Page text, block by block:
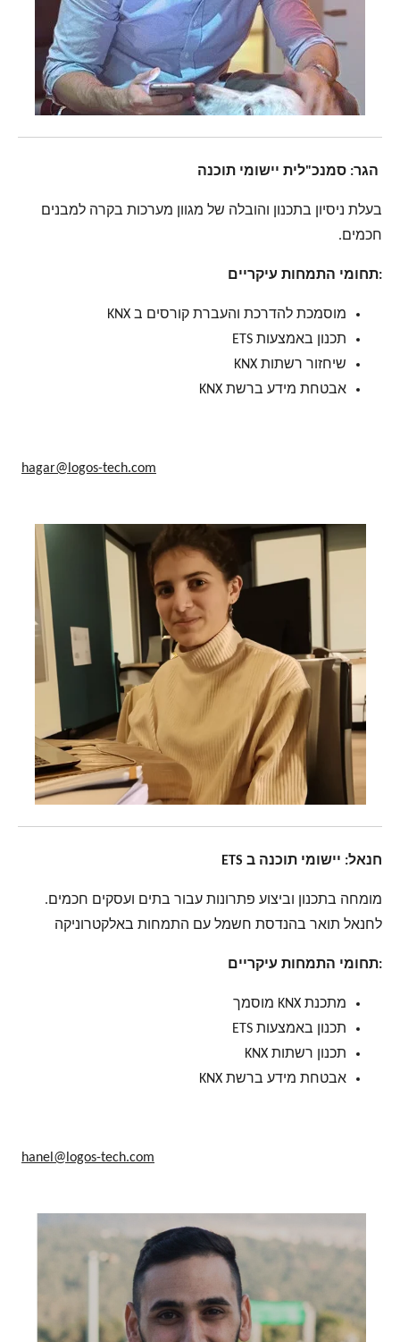
הגר: סמנכ"לית יישומי תוכנה
בעלת ניסיון בתכנון והובלה של מגוון מערכות בקרה למבנים
חכמים.
:תחומי התמחות עיקריים
מוסמכת להדרכת והעברת קורסים ב KNX
תכנון באמצעות ETS
שיחזור רשתות KNX
אבטחת מידע ברשת KNX
hagar@logos-tech.com
חנאל: יישומי תוכנה ב ETS
מומחה בתכנון וביצוע פתרונות עבור בתים ועסקים חכמים.
לחנאל תואר בהנדסת חשמל עם התמחות באלקטרוניקה
:תחומי התמחות עיקריים
מתכנת KNX מוסמך
תכנון באמצעות ETS
תכנון רשתות KNX
אבטחת מידע ברשת KNX
hanel@logos-tech.com